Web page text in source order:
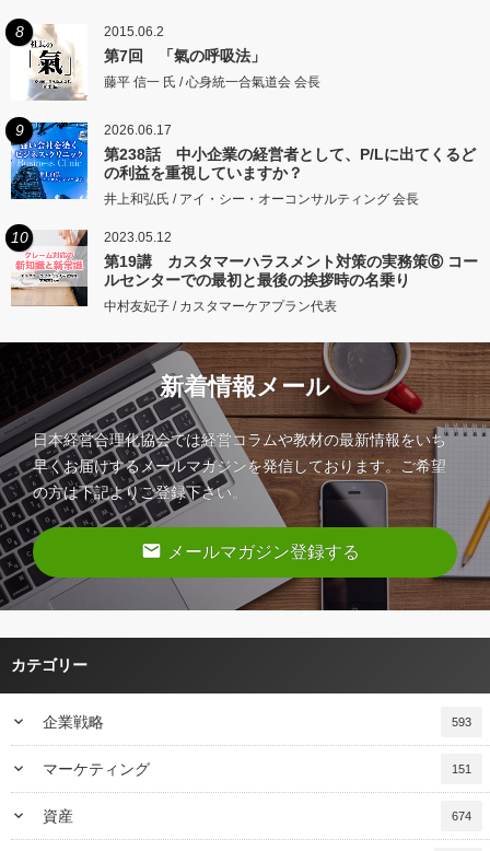
8 2015.06.2
第7回 「氣の呼吸法」
藤平 信一 氏 / 心身統一合氣道会 会長
9 2026.06.17
第238話 中小企業の経営者として、P/Lに出てくるど
の利益を重視していますか？
井上和弘氏 / アイ・シー・オーコンサルティング 会長
10 2023.05.12
第19講 カスタマーハラスメント対策の実務策⑥ コー
ルセンターでの最初と最後の挨拶時の名乗り
中村友妃子 / カスタマーケアプラン代表
新着情報メール
日本経営合理化協会では経営コラムや教材の最新情報をいち
早くお届けするメールマガジンを発信しております。ご希望
の方は下記よりご登録下さい。
email メールマガジン登録する
カテゴリー
keyboard_arrow_down 企業戦略 593
keyboard_arrow_down マーケティング 151
keyboard_arrow_down 資産 674